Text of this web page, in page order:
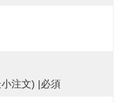
注文) |必須